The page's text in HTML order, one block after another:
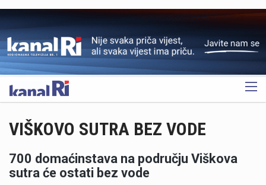
OGLAS
VIŠKOVO SUTRA BEZ VODE
700 domaćinstava na području Viškova
sutra će ostati bez vode